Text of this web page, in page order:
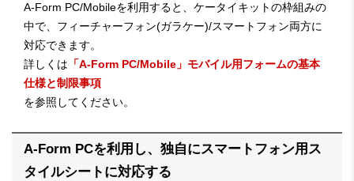
A-Form PC/Mobileを利用すると、ケータイキットの枠組みの
中で、フィーチャーフォン(ガラケー)/スマートフォン両方に
対応できます。
詳しくは 「A-Form PC/Mobile」モバイル用フォームの基本
仕様と制限事項
を参照してください。
A-Form PCを利用し、独自にスマートフォン用ス
タイルシートに対応する